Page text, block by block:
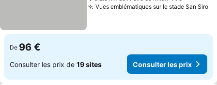
Vues emblématiques sur le stade San Siro
De 96 €
Consulter les prix de 19 sites Consulter les prix